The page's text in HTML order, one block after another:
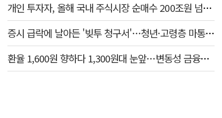
개인 투자자, 올해 국내 주식시장 순매수 200조원 넘었다
증시 급락에 날아든 '빚투 청구서'…청년·고령층 마통 연체↑
환율 1,600원 향하다 1,300원대 눈앞…변동성 금융위기 후 최고